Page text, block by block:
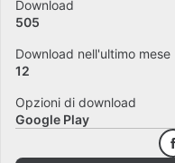
Download
505
Download nell'ultimo mese
12
Opzioni di download
Google Play